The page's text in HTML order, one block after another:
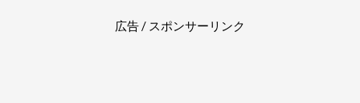
広告 / スポンサーリンク